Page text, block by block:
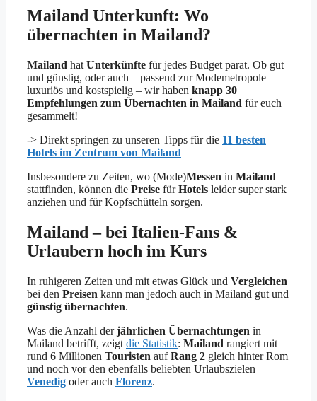
Mailand Unterkunft: Wo
übernachten in Mailand?
Mailand hat Unterkünfte für jedes Budget parat. Ob gut
und günstig, oder auch – passend zur Modemetropole –
luxuriös und kostspielig – wir haben knapp 30
Empfehlungen zum Übernachten in Mailand für euch
gesammelt!
-> Direkt springen zu unseren Tipps für die 11 besten
Hotels im Zentrum von Mailand
Insbesondere zu Zeiten, wo (Mode)Messen in Mailand
stattfinden, können die Preise fürHotels leider super stark
anziehen und für Kopfschütteln sorgen.
Mailand – bei Italien-Fans &
Urlaubern hoch im Kurs
In ruhigeren Zeiten und mit etwas Glück und Vergleichen
bei den Preisen kann man jedoch auch in Mailand gut und
günstig übernachten.
Was die Anzahl derjährlichen Übernachtungen in
Mailand betrifft, zeigt die Statistik: Mailand rangiert mit
rund 6 Millionen Touristen aufRang 2 gleich hinter Rom
und noch vor den ebenfalls beliebten Urlaubszielen
Venedig oder auch Florenz.